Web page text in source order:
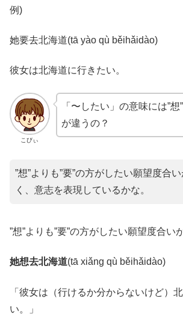
例)
她要去北海道(tā yào qù běihǎidào)
彼女は北海道に行きたい。
こびぃ
「〜したい」の意味には”
が違うの？
”想”よりも”要”の方がしたい願望度合
く、意志を表現しているかな。
”想”よりも”要”の方がしたい願望度合い
她想去北海道(tā xiǎng qù běihǎidào)
「彼女は（行けるか分からないけど）
い。」